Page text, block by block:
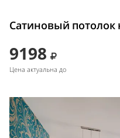
Сатиновый потолок
9198
Цена актуальна до